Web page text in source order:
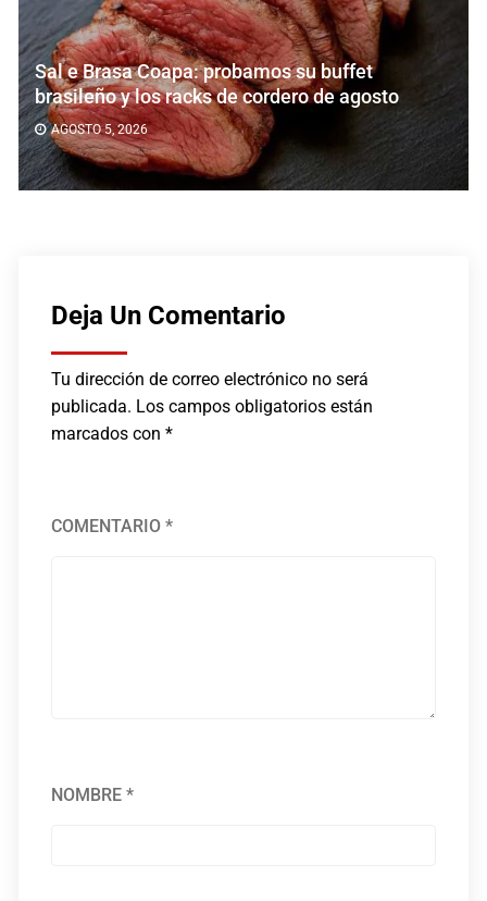
Sal e Brasa Coapa: probamos su buffet
brasileño y los racks de cordero de agosto
AGOSTO 5, 2026
Deja Un Comentario
Tu dirección de correo electrónico no será
publicada. Los campos obligatorios están
marcados con*
COMENTARIO*
NOMBRE*